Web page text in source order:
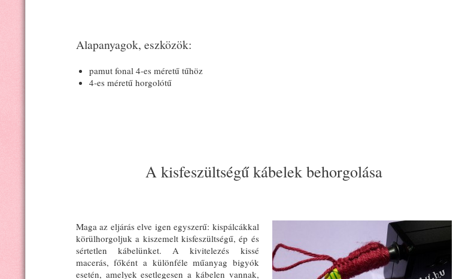
Alapanyagok, eszközök:
pamut fonal 4-es méretű tűhöz
4-es méretű horgolótű
A kisfeszültségű kábelek behorgolása
Maga az eljárás elve igen egyszerű: kispálcákkal
körülhorgoljuk a kiszemelt kisfeszültségű, ép és
sértetlen kábelünket. A kivitelezés kissé
macerás, főként a különféle műanyag bigyók
esetén, amelyek esetlegesen a kábelen vannak,